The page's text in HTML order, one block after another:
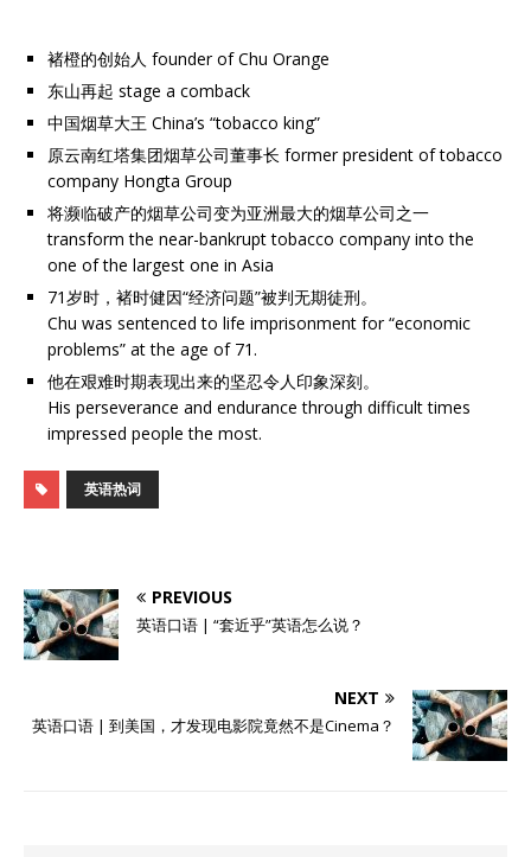
褚橙的创始人 founder of Chu Orange
东山再起 stage a comback
中国烟草大王 China’s “tobacco king”
原云南红塔集团烟草公司董事长 former president of tobacco
company Hongta Group
将濒临破产的烟草公司变为亚洲最大的烟草公司之一
transform the near-bankrupt tobacco company into the
one of the largest one in Asia
71岁时，褚时健因“经济问题”被判无期徒刑。
Chu was sentenced to life imprisonment for “economic
problems” at the age of 71.
他在艰难时期表现出来的坚忍令人印象深刻。
His perseverance and endurance through difficult times
impressed people the most.
英语热词
PREVIOUS
英语口语 | “套近乎”英语怎么说？
NEXT
英语口语 | 到美国，才发现电影院竟然不是Cinema？